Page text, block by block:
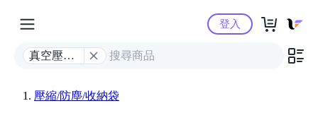
Yahoo購物中心
真空壓縮
登入
壓縮/防塵/收納袋